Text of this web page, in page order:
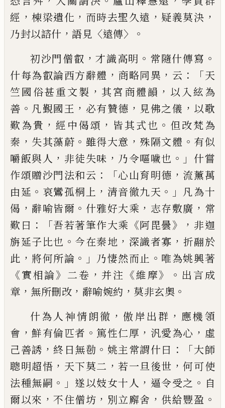
經 ，棟梁遺化 ， 而時去聖久遠 ， 疑義莫決 ，
乃封以諮什 ， 語見 〈遠傳〉。
初沙門僧叡 ，才識高明 。 常隨什傳寫 。
什每為叡論西方辭體 ， 商略同異 ， 云 ：「天
竺國俗甚重文製 ，其宮商體韻 ， 以入絃為
善 。 凡覲國王 ， 必有贊德 ， 見佛之儀 ， 以歌
歎為貴 ， 經中偈頌 ， 皆其式也 。 但改梵為
秦 ， 失其藻蔚 。 雖得大意 ， 殊隔文體 。 有似
嚼飯與人 ， 非徒失味 ， 乃令嘔噦也 。」 什嘗
作頌贈沙門法和云 ：「心山育明德 ， 流薰萬
由延 。 哀鸞孤桐上 ， 清音徹九天 。」 凡為十
偈 ， 辭喻皆爾 。 什雅好大乘 ， 志存敷廣 ， 常
歎曰 ： 「吾若著筆作大乘 《阿毘曇》， 非迦
旃延子比也 。 今在秦地 ， 深識者寡 ， 折翮於
此 ， 將何所論 。」 乃悽然而止 。 唯為姚興著
《實相論》 二卷 ， 并注 《維摩》。 出言成
章 ， 無所刪改 ， 辭喻婉約 ， 莫非玄奧 。
什為人神情朗徹 ，傲岸出群 ， 應機領
會 ，鮮有倫匹者 。 篤性仁厚 ， 汎愛為心 ， 虛
己善誘 ， 終日無勌 。 姚主常謂什曰 ：「大師
聰明超悟 ， 天下莫二 ，若一旦後世 ，何可使
法種無嗣 。」 遂以妓女十人 ， 逼令受之 。 自
爾以來 ，不住僧坊 ， 別立廨舍 ， 供給豐盈 。